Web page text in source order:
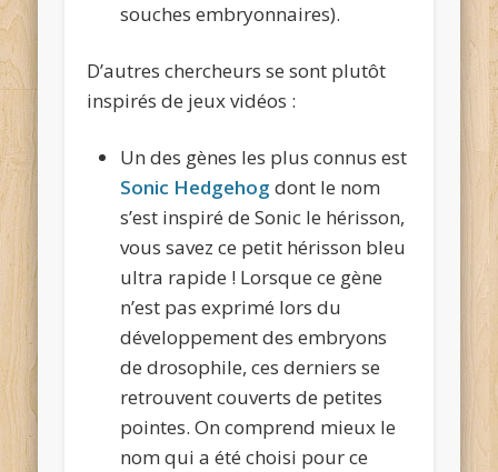
souches embryonnaires).
D’autres chercheurs se sont plutôt
inspirés de jeux vidéos :
Un des gènes les plus connus est
Sonic Hedgehog dont le nom
s’est inspiré de Sonic le hérisson,
vous savez ce petit hérisson bleu
ultra rapide ! Lorsque ce gène
n’est pas exprimé lors du
développement des embryons
de drosophile, ces derniers se
retrouvent couverts de petites
pointes. On comprend mieux le
nom qui a été choisi pour ce